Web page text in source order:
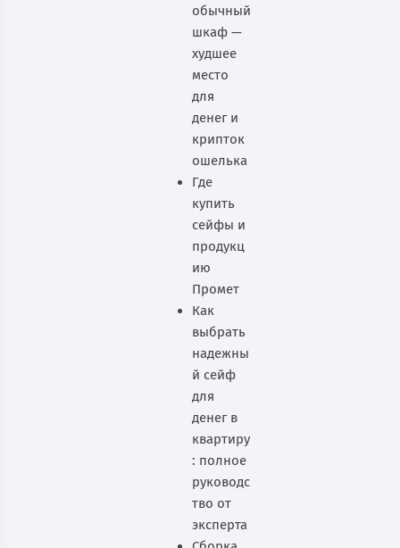
обычный
шкаф —
худшее
место
для
денег и
крипток
ошелька
Где
купить
сейфы и
продукц
ию
Промет
Как
выбрать
надежны
й сейф
для
денег в
квартиру
: полное
руководс
тво от
эксперта